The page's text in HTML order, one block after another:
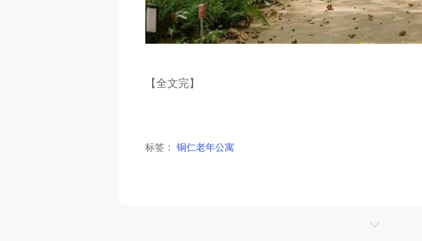
【全文完】
标签： 铜仁老年公寓